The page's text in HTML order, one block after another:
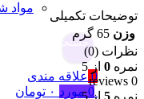
مواد
جستجو
0 علاقه مندی
0 مورد ۰ تومان
توضیحات تکمیلی
وزن 65 گرم
نظرات (0)
نمره 0 از 5
0 reviews